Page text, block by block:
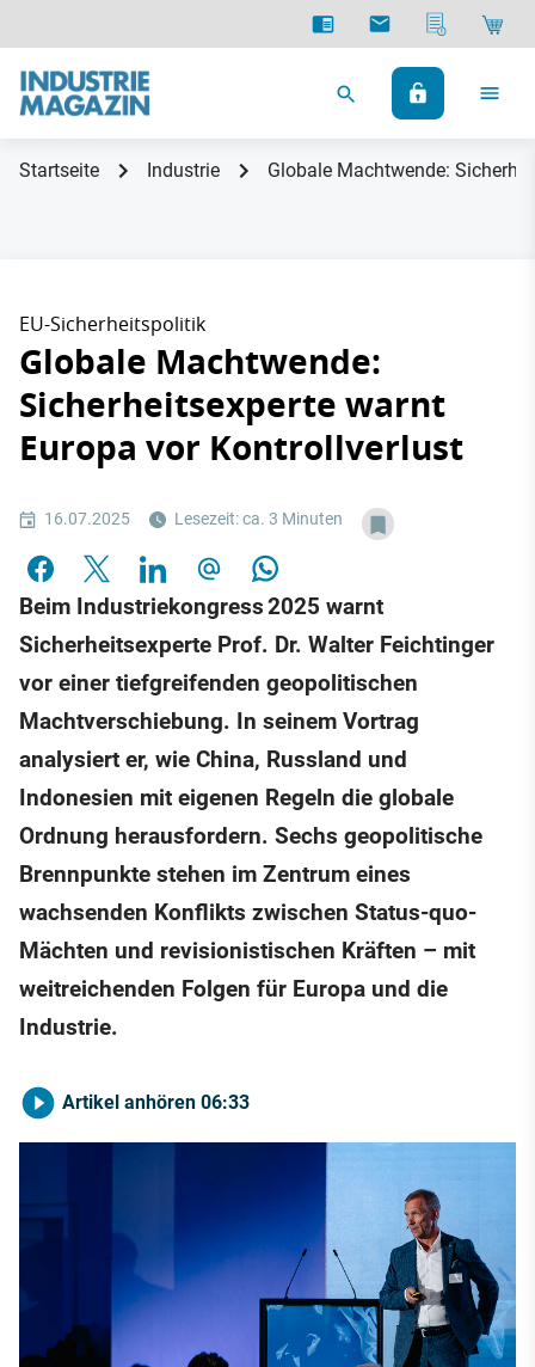
Startseite Industrie Globale Machtwende:
EU-Sicherheitspolitik
Globale Machtwende:
Sicherheitsexperte warnt
Europa vor Kontrollverlust
16.07.2025 Lesezeit: ca. 3 Minuten
Beim Industriekongress 2025 warnt
Sicherheitsexperte Prof. Dr. Walter Feichtinger
vor einer tiefgreifenden geopolitischen
Machtverschiebung. In seinem Vortrag
analysiert er, wie China, Russland und
Indonesien mit eigenen Regeln die globale
Ordnung herausfordern. Sechs geopolitische
Brennpunkte stehen im Zentrum eines
wachsenden Konflikts zwischen Status-quo-
Mächten und revisionistischen Kräften – mit
weitreichenden Folgen für Europa und die
Industrie.
Artikel anhören 06:33